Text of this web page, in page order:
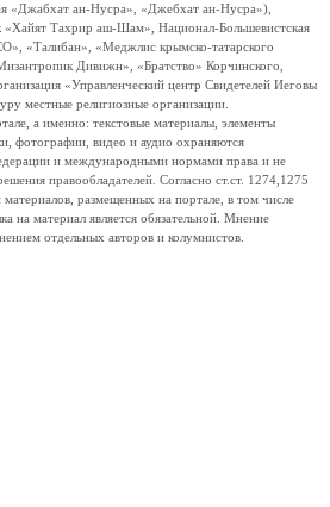
ан-Нусра», «Джебхат ан-Нусра»),
«Хайят Тахрир аш-Шам», Национал-Большевистская
«Талибан», «Меджлис крымско-татарского
Дивижн», «Братство» Корчинского,
«Управленческий центр Свидетелей Иеговы
местные религиозные организации.
а именно: текстовые материалы, элементы
фотографии, видео и аудио охраняются
и международными нормами права и не
правообладателей. Согласно ст.ст. 1274,1275
размещенных на портале, в том числе
на материал является обязательной. Мнение
отдельных авторов и колумнистов.